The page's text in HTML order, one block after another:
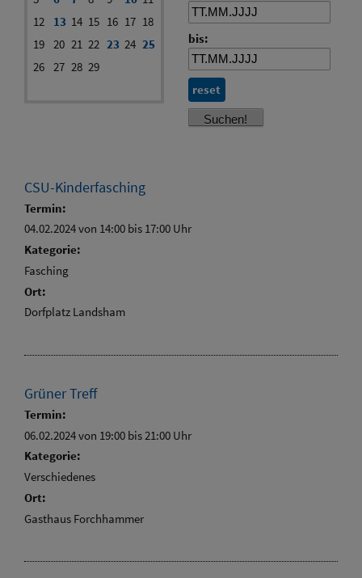
12
13 14 15 16 17 18
19 20 21 22 23 24 25
26 27 28 29
bis:
reset
CSU-Kinderfasching
Termin:
04.02.2024 von 14:00 bis 17:00 Uhr
Kategorie:
Fasching
Ort:
Dorfplatz Landsham
Grüner Treff
Termin:
06.02.2024 von 19:00 bis 21:00 Uhr
Kategorie:
Verschiedenes
Ort:
Gasthaus Forchhammer